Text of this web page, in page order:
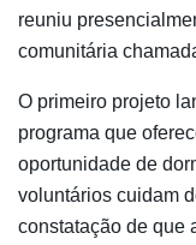
reuniu
comunitária
O primeiro projeto
programa que
oportunidade de
voluntários cuidam
constatação de que